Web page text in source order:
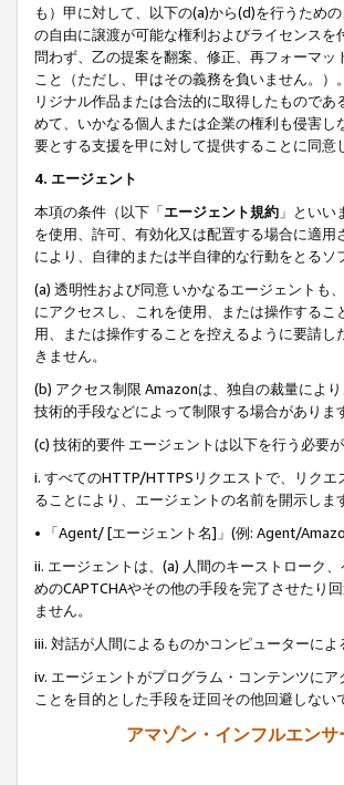
も）甲に対して、以下の(a)から(d)を行うため
の自由に譲渡が可能な権利およびライセンス
問わず、乙の提案を翻案、修正、再フォーマ
こと（ただし、甲はその義務を負いません。
リジナル作品または合法的に取得したもので
めて、いかなる個人または企業の権利も侵害
要とする支援を甲に対して提供することに同意
4. エージェント
本項の条件（以下「エージェント規約 」とい
を使用、許可、有効化又は配置する場合に適
により、自律的または半自律的な行動をとる
(a) 透明性および同意 いかなるエージェントも
にアクセスし、これを使用、または操作する
用、または操作することを控えるように要請
きません。
(b) アクセス制限 Amazonは、独自の裁量によ
技術的手段などによって制限する場合がありま
(c) 技術的要件 エージェントは以下を行う必要が
i. すべてのHTTP/HTTPSリクエストで、リク
ることにより、エージェントの名前を開示しま
• 「Agent/ [エージェント名]」(例: Agent/
ii. エージェントは、(a) 人間のキーストローク
めのCAPTCHAやその他の手段を完了させたり
ません。
iii. 対話が人間によるものかコンピューターに
iv. エージェントがプログラム・コンテンツに
ことを目的とした手段を迂回その他回避しない
アマゾン・インフルエン